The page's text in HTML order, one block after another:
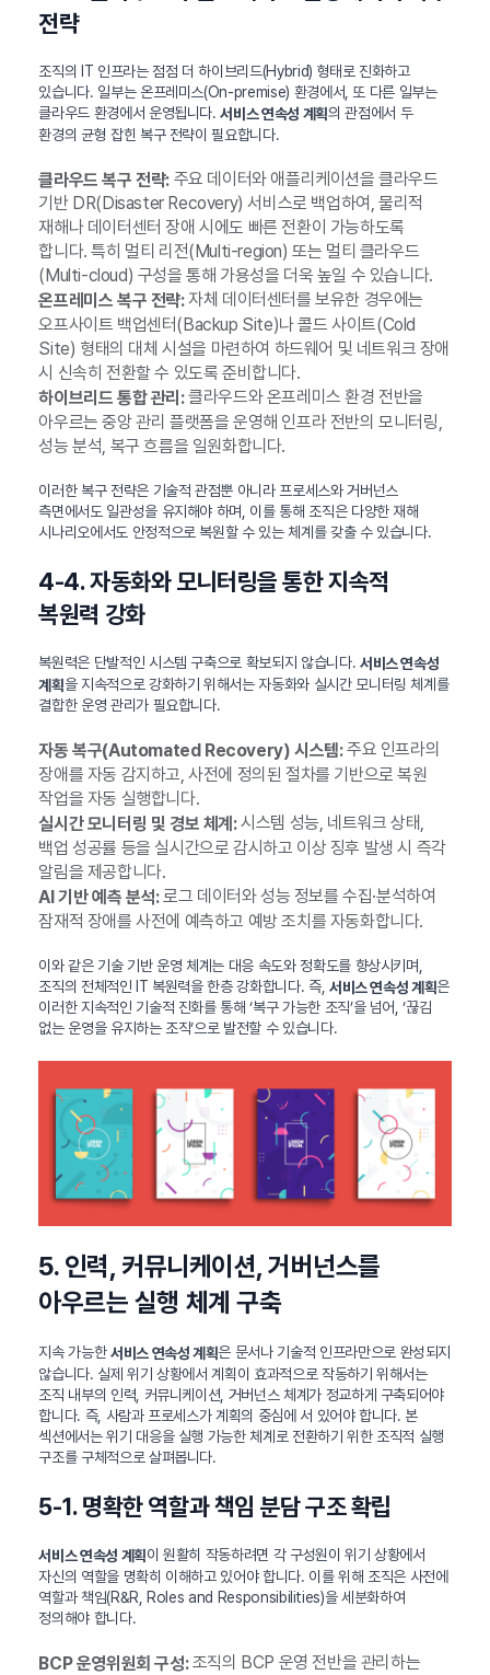
전략
조직의 IT 인프라는 점점 더 하이브리드(Hybrid) 형태로 진화하고
있습니다. 일부는 온프레미스(On-premise) 환경에서, 또 다른 일부는
클라우드 환경에서 운영됩니다.서비스 연속성 계획의 관점에서 두
환경의 균형 잡힌 복구 전략이 필요합니다.
클라우드 복구 전략:주요 데이터와 애플리케이션을 클라우드
기반 DR(Disaster Recovery) 서비스로 백업하여, 물리적
재해나 데이터센터 장애 시에도 빠른 전환이 가능하도록
합니다. 특히 멀티 리전(Multi-region) 또는 멀티 클라우드
(Multi-cloud) 구성을 통해 가용성을 더욱 높일 수 있습니다.
온프레미스 복구 전략:자체 데이터센터를 보유한 경우에는
오프사이트 백업센터(Backup Site)나 콜드 사이트(Cold
Site) 형태의 대체 시설을 마련하여 하드웨어 및 네트워크 장애
시 신속히 전환할 수 있도록 준비합니다.
하이브리드 통합 관리:클라우드와 온프레미스 환경 전반을
아우르는 중앙 관리 플랫폼을 운영해 인프라 전반의 모니터링,
성능 분석, 복구 흐름을 일원화합니다.
이러한 복구 전략은 기술적 관점뿐 아니라 프로세스와 거버넌스
측면에서도 일관성을 유지해야 하며, 이를 통해 조직은 다양한 재해
시나리오에서도 안정적으로 복원할 수 있는 체계를 갖출 수 있습니다.
4-4. 자동화와 모니터링을 통한 지속적
복원력 강화
복원력은 단발적인 시스템 구축으로 확보되지 않습니다. 서비스 연속성
계획을 지속적으로 강화하기 위해서는 자동화와 실시간 모니터링 체계를
결합한 운영 관리가 필요합니다.
자동 복구(Automated Recovery) 시스템:주요 인프라의
장애를 자동 감지하고, 사전에 정의된 절차를 기반으로 복원
작업을 자동 실행합니다.
실시간 모니터링 및 경보 체계:시스템 성능, 네트워크 상태,
백업 성공률 등을 실시간으로 감시하고 이상 징후 발생 시 즉각
알림을 제공합니다.
AI 기반 예측 분석:로그 데이터와 성능 정보를 수집·분석하여
잠재적 장애를 사전에 예측하고 예방 조치를 자동화합니다.
이와 같은 기술 기반 운영 체계는 대응 속도와 정확도를 향상시키며,
조직의 전체적인 IT 복원력을 한층 강화합니다. 즉, 서비스 연속성 계획은
이러한 지속적인 기술적 진화를 통해 ‘복구 가능한 조직’을 넘어, ‘끊김
없는 운영을 유지하는 조직’으로 발전할 수 있습니다.
5. 인력, 커뮤니케이션, 거버넌스를
아우르는 실행 체계 구축
지속 가능한서비스 연속성 계획은 문서나 기술적 인프라만으로 완성되지
않습니다. 실제 위기 상황에서 계획이 효과적으로 작동하기 위해서는
조직 내부의 인력, 커뮤니케이션, 거버넌스 체계가 정교하게 구축되어야
합니다. 즉, 사람과 프로세스가 계획의 중심에 서 있어야 합니다. 본
섹션에서는 위기 대응을 실행 가능한 체계로 전환하기 위한 조직적 실행
구조를 구체적으로 살펴봅니다.
5-1. 명확한 역할과 책임 분담 구조 확립
서비스 연속성 계획이 원활히 작동하려면 각 구성원이 위기 상황에서
자신의 역할을 명확히 이해하고 있어야 합니다. 이를 위해 조직은 사전에
역할과 책임(R&R, Roles and Responsibilities)을 세분화하여
정의해야 합니다.
BCP 운영위원회 구성:조직의 BCP 운영 전반을 관리하는